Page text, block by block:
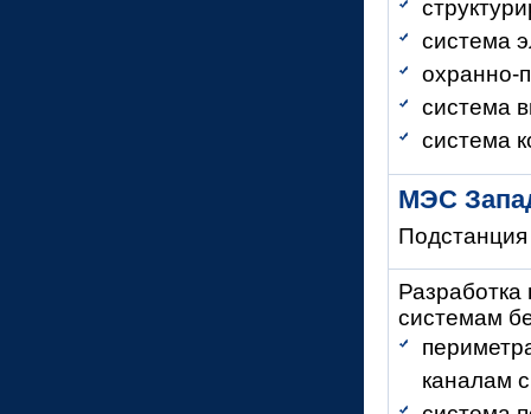
система
охранно-
система
система
МЭС
Разработка
системам
каналам